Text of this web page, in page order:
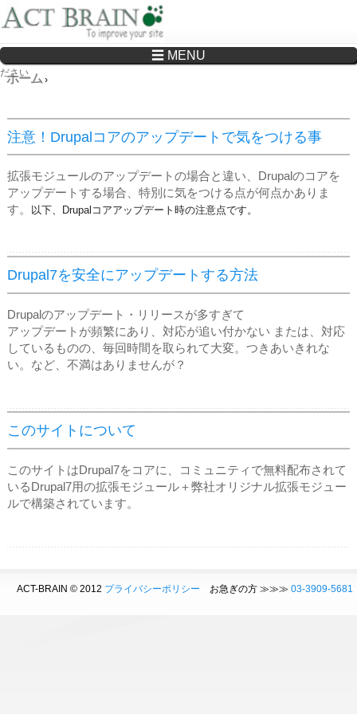
Drupalサイトの制作・保守をどこに頼んでいいか分からない方へ…まずはご相談く
ださい
☰ MENU
ホーム›
注意！Drupalコアのアップデートで気をつける事
拡張モジュールのアップデートの場合と違い、Drupalのコアを
アップデートする場合、特別に気をつける点が何点かありま
す。
以下、Drupalコアアップデート時の注意点です。
Drupal7を安全にアップデートする方法
Drupalのアップデート・リリースが多すぎて
アップデートが頻繁にあり、対応が追い付かない または、対応
しているものの、毎回時間を取られて大変。つきあいきれな
い。など、不満はありませんが？
このサイトについて
このサイトはDrupal7をコアに、コミュニティで無料配布されて
いるDrupal7用の拡張モジュール＋弊社オリジナル拡張モジュー
ルで構築されています。
ACT-BRAIN © 2012 プライバシーポリシー お急ぎの方 ≫≫≫ 03-3909-5681